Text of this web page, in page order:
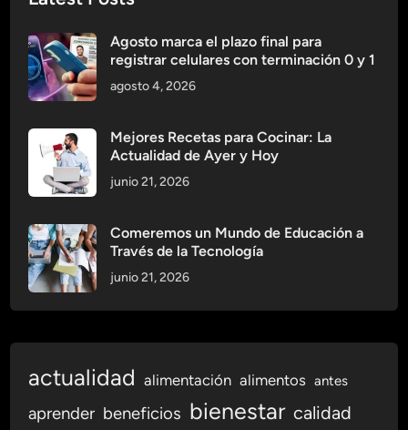
n
s
r
m
a
p
i
n
Agosto marca el plazo final para
registrar celulares con terminación 0 y 1
agosto 4, 2026
Mejores Recetas para Cocinar: La
Actualidad de Ayer y Hoy
junio 21, 2026
Comeremos un Mundo de Educación a
Través de la Tecnología
junio 21, 2026
actualidad alimentación alimentos antes
aprender beneficios bienestar calidad